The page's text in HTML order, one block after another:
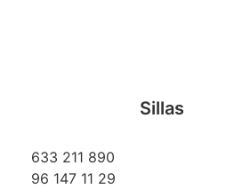
Sillas
633 211 890
96 147 11 29